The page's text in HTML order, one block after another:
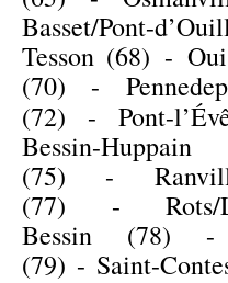
Basset/Pont-
Tesson (68) -
(70) -
(72) -Pont-
Bessin-
(75) -
(77) -
Bessin (78)
(79) - Saint-